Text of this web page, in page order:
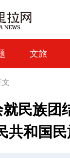
文旅
文
就民族
共和国